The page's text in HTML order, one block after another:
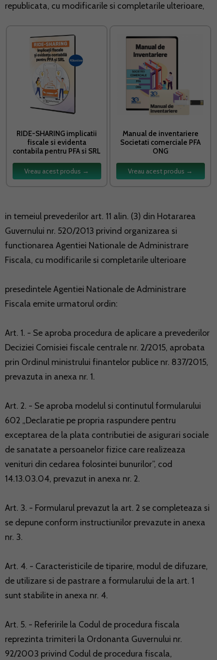
republicata, cu modificarile si completarile ulterioare,
RIDE-SHARING implicatii
fiscale si evidenta
contabila pentru PFA si SRL
Vreau acest produs →
Manual de inventariere
Societati comerciale PFA
ONG
Vreau acest produs →
in temeiul prevederilor art. 11 alin. (3) din Hotararea
Guvernului nr. 520/2013 privind organizarea si
functionarea Agentiei Nationale de Administrare
Fiscala, cu modificarile si completarile ulterioare
presedintele Agentiei Nationale de Administrare
Fiscala emite urmatorul ordin:
Art. 1. - Se aproba procedura de aplicare a prevederilor
Deciziei Comisiei fiscale centrale nr. 2/2015, aprobata
prin Ordinul ministrului finantelor publice nr. 837/2015,
prevazuta in anexa nr. 1.
Art. 2. - Se aproba modelul si continutul formularului
602 „Declaratie pe propria raspundere pentru
exceptarea de la plata contributiei de asigurari sociale
de sanatate a persoanelor fizice care realizeaza
venituri din cedarea folosintei bunurilor”, cod
14.13.03.04, prevazut in anexa nr. 2.
Art. 3. - Formularul prevazut la art. 2 se completeaza si
se depune conform instructiunilor prevazute in anexa
nr. 3.
Art. 4. - Caracteristicile de tiparire, modul de difuzare,
de utilizare si de pastrare a formularului de la art. 1
sunt stabilite in anexa nr. 4.
Art. 5. - Referirile la Codul de procedura fiscala
reprezinta trimiteri la Ordonanta Guvernului nr.
92/2003 privind Codul de procedura fiscala,